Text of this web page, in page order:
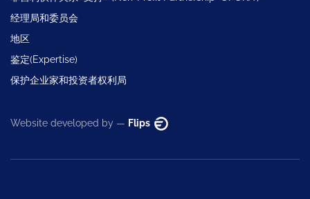
经理局和委员会
地区
鉴定(Expertise)
保护企业家和投资者权利局
Website developed by — Flips